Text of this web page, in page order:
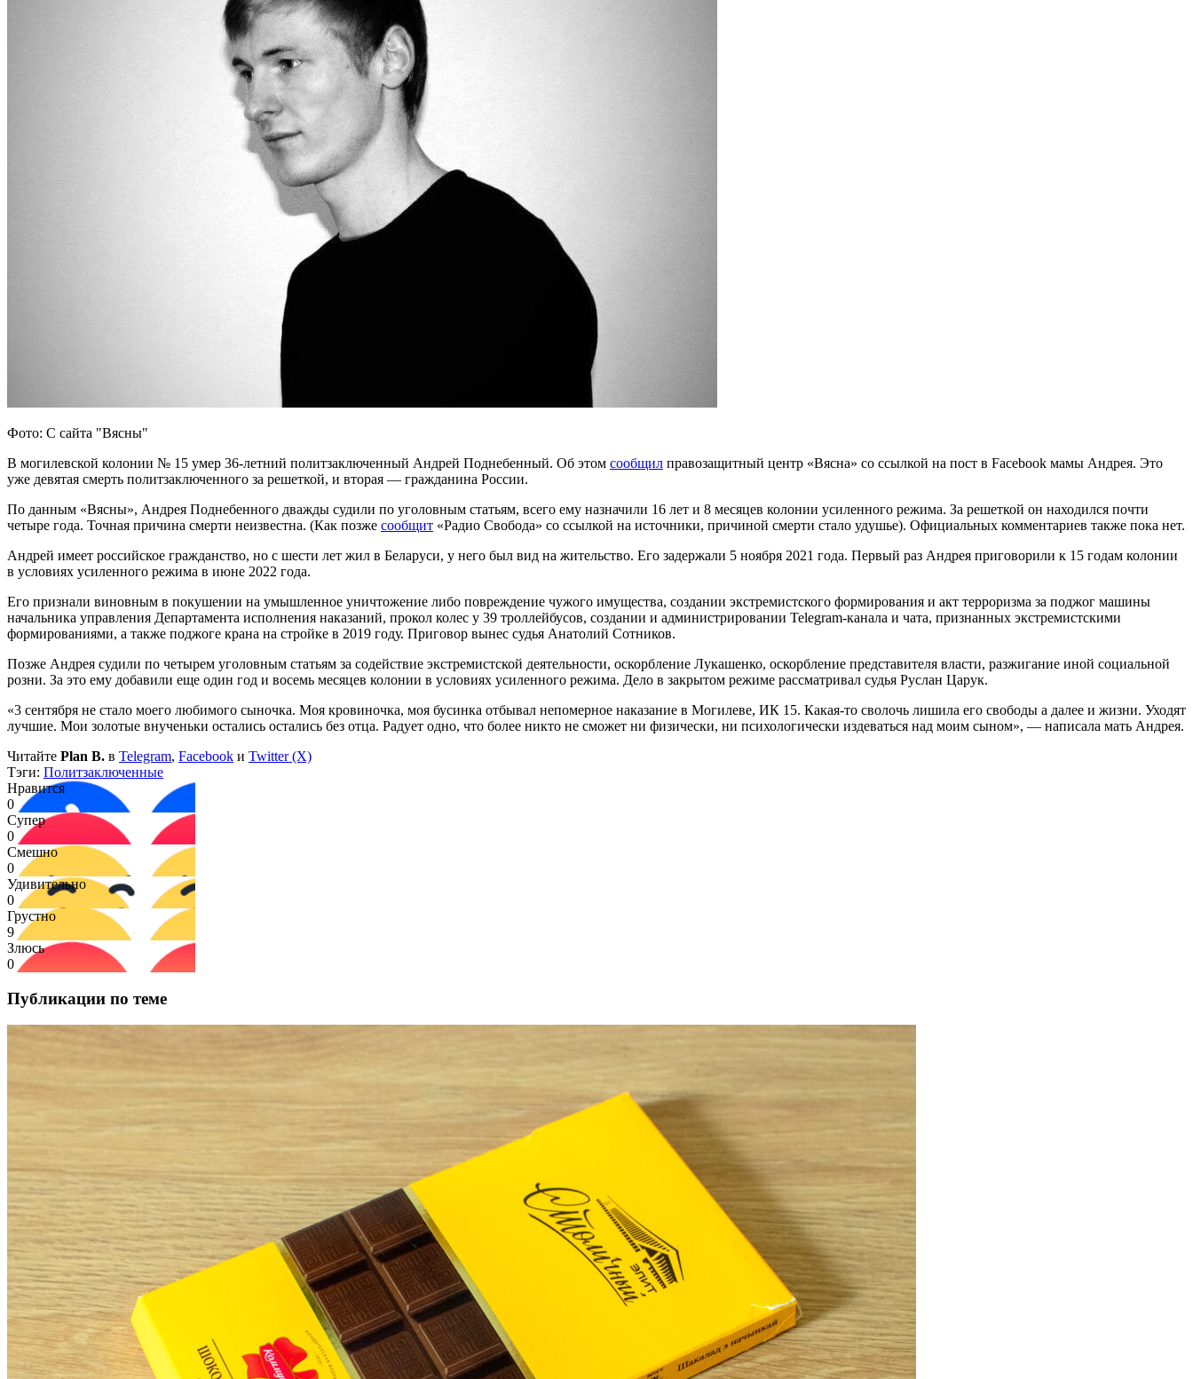
Фото: С сайта "Вясны"
В могилевской колонии № 15 умер 36-летний политзаключенный Андрей Поднебенный. Об этом сообщил правозащитный центр «Вясна» со ссылкой на пост в Facebook мамы Андрея. Это
уже девятая смерть политзаключенного за решеткой, и вторая — гражданина России.
По данным «Вясны», Андрея Поднебенного дважды судили по уголовным статьям, всего ему назначили 16 лет и 8 месяцев колонии усиленного режима. За решеткой он находился почти
четыре года. Точная причина смерти неизвестна. (Как позже сообщит «Радио Свобода» со ссылкой на источники, причиной смерти стало удушье). Официальных комментариев также пока нет.
Андрей имеет российское гражданство, но с шести лет жил в Беларуси, у него был вид на жительство. Его задержали 5 ноября 2021 года. Первый раз Андрея приговорили к 15 годам колонии
в условиях усиленного режима в июне 2022 года.
Его признали виновным в покушении на умышленное уничтожение либо повреждение чужого имущества, создании экстремистского формирования и акт терроризма за поджог машины
начальника управления Департамента исполнения наказаний, прокол колес у 39 троллейбусов, создании и администрировании Telegram-канала и чата, признанных экстремистскими
формированиями, а также поджоге крана на стройке в 2019 году. Приговор вынес судья Анатолий Сотников.
Позже Андрея судили по четырем уголовным статьям за содействие экстремистской деятельности, оскорбление Лукашенко, оскорбление представителя власти, разжигание иной социальной
розни. За это ему добавили еще один год и восемь месяцев колонии в условиях усиленного режима. Дело в закрытом режиме рассматривал судья Руслан Царук.
«3 сентября не стало моего любимого сыночка. Моя кровиночка, моя бусинка отбывал непомерное наказание в Могилеве, ИК 15. Какая-то сволочь лишила его свободы а далее и жизни. Уходят
лучшие. Мои золотые внученьки остались остались без отца. Радует одно, что более никто не сможет ни физически, ни психологически издеваться над моим сыном», — написала мать Андрея.
Читайте Plan B. в Telegram, Facebook и Twitter (X)
Тэги: Политзаключенные
Нравится
0
Супер
0
Смешно
0
Удивительно
0
Грустно
9
Злюсь
0
Публикации по теме